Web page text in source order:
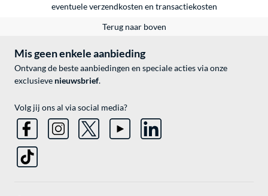
eventueleverzendkosten en transactiekosten
Terug naar boven
Mis geen enkele aanbieding
Ontvang de beste aanbiedingen en speciale acties via onze
exclusieve nieuwsbrief.
Volg jij ons al via social media?